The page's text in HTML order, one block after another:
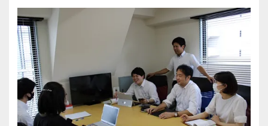
ーターやAIにはできないお客様とのコミュニケ
ーション力を磨くこと。
当社では、全員がお客様のことを一番に考え、
最新の税務・会計サービスを提供しています。
現時点で深い知識や経験をお持ちでなくても安
心してください！
すい立地にあります。
飲食業や接客業のお客様が多く、お客様のご紹
介から新しいお客様も増えております。
実務重視の研修を幅広く実施しているため、ス
ピーディーに経験値を積むことができるのが最
大の魅力です。
【顧問先拡大に伴う、増員採用です！】
新城代表は開業前の経験で、多くの動物病院を
ご支援。
その経験により、会計のみならず人事から開業
支援までトータルでサポートできるノウハウを
蓄積してきました。
独特の特徴やニーズがどこにあるかもわかって